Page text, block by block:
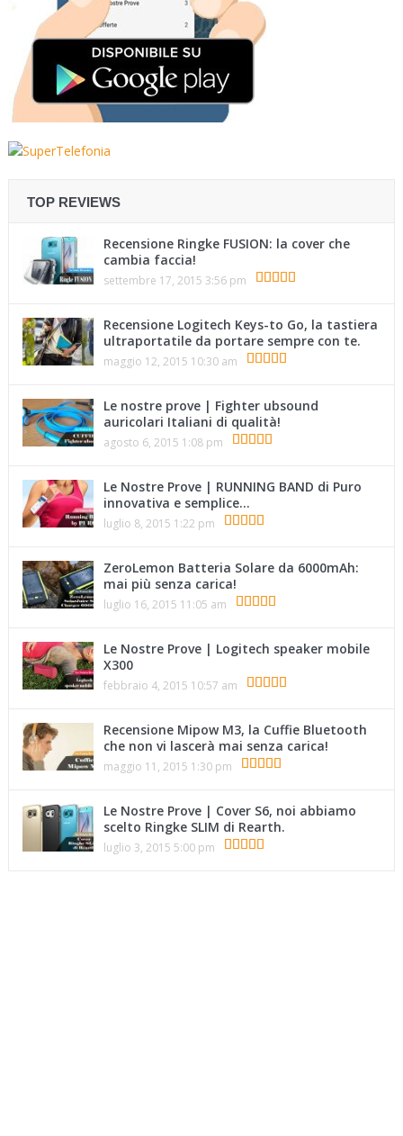
TOP REVIEWS
Recensione Ringke FUSION: la cover che
cambia faccia!
settembre 17, 2015 3:56 pm
Recensione Logitech Keys-to Go, la tastiera
ultraportatile da portare sempre con te.
maggio 12, 2015 10:30 am
Le nostre prove | Fighter ubsound
auricolari Italiani di qualità!
agosto 6, 2015 1:08 pm
Le Nostre Prove | RUNNING BAND di Puro
innovativa e semplice…
luglio 8, 2015 1:22 pm
ZeroLemon Batteria Solare da 6000mAh:
mai più senza carica!
luglio 16, 2015 11:05 am
Le Nostre Prove | Logitech speaker mobile
X300
febbraio 4, 2015 10:57 am
Recensione Mipow M3, la Cuffie Bluetooth
che non vi lascerà mai senza carica!
maggio 11, 2015 1:30 pm
Le Nostre Prove | Cover S6, noi abbiamo
scelto Ringke SLIM di Rearth.
luglio 3, 2015 5:00 pm